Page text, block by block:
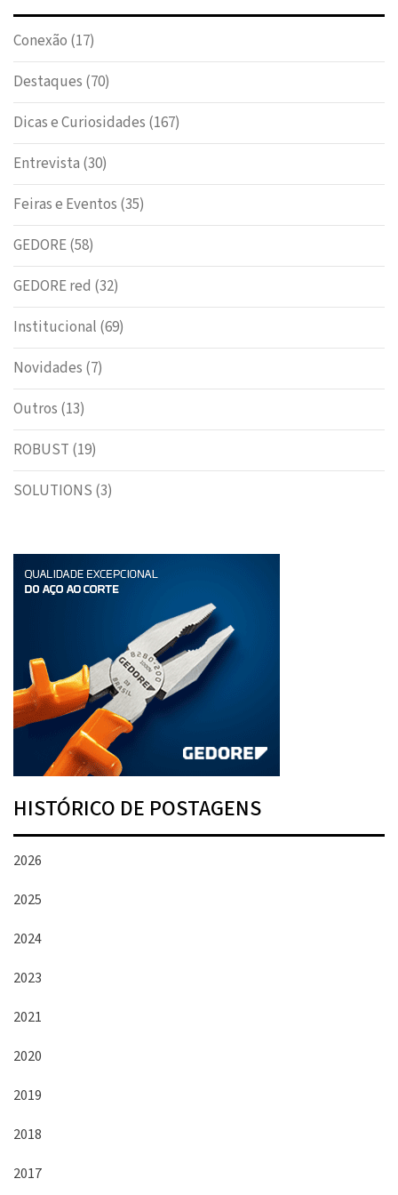
Conexão (17)
Destaques (70)
Dicas e Curiosidades (167)
Entrevista (30)
Feiras e Eventos (35)
GEDORE(58)
GEDORE red (32)
Institucional (69)
Novidades (7)
Outros (13)
ROBUST (19)
SOLUTIONS (3)
HISTÓRICO DE POSTAGENS
2026
2025
2024
2023
2021
2020
2019
2018
2017